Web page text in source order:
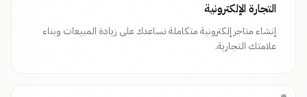
التجارة الإلكترونية
إنشاء متاجر إلكترونية متكاملة تساعدك على زيادة المبيعات وبناء
علامتك التجارية.